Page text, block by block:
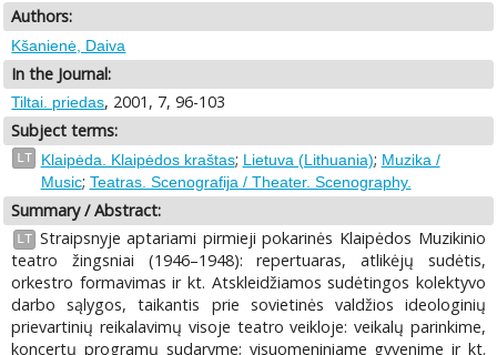
Authors:
Kšanienė, Daiva
In the Journal:
Tiltai. priedas, 2001, 7, 96-103
Subject terms:
LT Klaipėda. Klaipėdos kraštas; Lietuva (Lithuania); Muzika /
Music; Teatras. Scenografija / Theater. Scenography.
Summary / Abstract:
LT Straipsnyje aptariami pirmieji pokarinės Klaipėdos Muzikinio
teatro žingsniai (1946–1948): repertuaras, atlikėjų sudėtis,
orkestro formavimas ir kt. Atskleidžiamos sudėtingos kolektyvo
darbo sąlygos, taikantis prie sovietinės valdžios ideologinių
prievartinių reikalavimų visoje teatro veikloje: veikalų parinkime,
koncertų programų sudaryme; visuomeniniame gyvenime ir kt.